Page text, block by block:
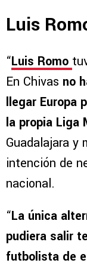
Luis
“Luis Romo
En Chivas no
llegar Europa
la propia Liga
Guadalajara y
intención de
nacional.
“La única
pudiera salir
futbolista de